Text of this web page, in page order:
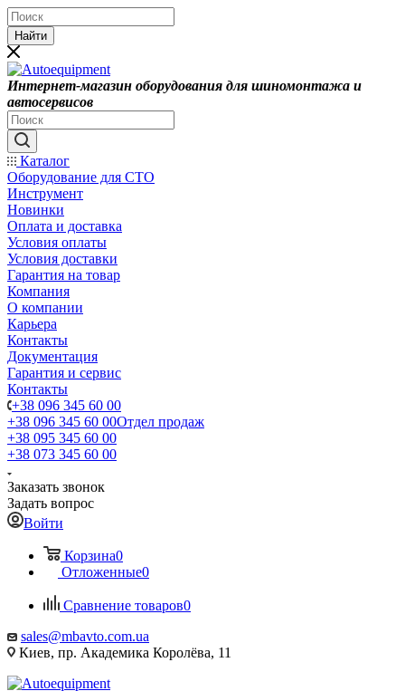
Найти
Интернет-магазин оборудования для шиномонтажа и
автосервисов
Каталог
Оборудование для СТО
Инструмент
Новинки
Оплата и доставка
Условия оплаты
Условия доставки
Гарантия на товар
Компания
О компании
Карьера
Контакты
Документация
Гарантия и сервис
Контакты
+38 096 345 60 00
+38 096 345 60 00Отдел продаж
+38 095 345 60 00
+38 073 345 60 00
Заказать звонок
Задать вопрос
Войти
Корзина0
Отложенные0
Сравнение товаров0
sales@mbavto.com.ua
Киев, пр. Академика Королёва, 11